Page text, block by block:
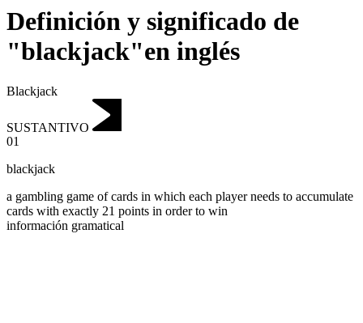
Definición y significado de
"blackjack"en inglés
Blackjack
SUSTANTIVO
01
blackjack
a gambling game of cards in which each player needs to accumulate
cards with exactly 21 points in order to win
información gramatical